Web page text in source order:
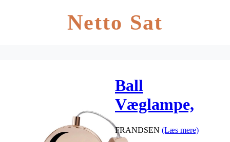
Netto Sat
Ball
Væglampe,
Blank kobber
FRANDSEN (Læs mere)